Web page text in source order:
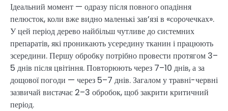
Ідеальний момент — одразу після повного опадіння
пелюсток, коли вже видно маленькі зав’язі в «сорочечках».
У цей період дерево найбільш чутливе до системних
препаратів, які проникають усередину тканин і працюють
зсередини. Першу обробку потрібно провести протягом 3–
5 днів після цвітіння. Повторюють через 7–10 днів, а за
дощової погоди — через 5–7 днів. Загалом у травні-червні
зазвичай вистачає 2–3 обробок, щоб закрити критичний
період.